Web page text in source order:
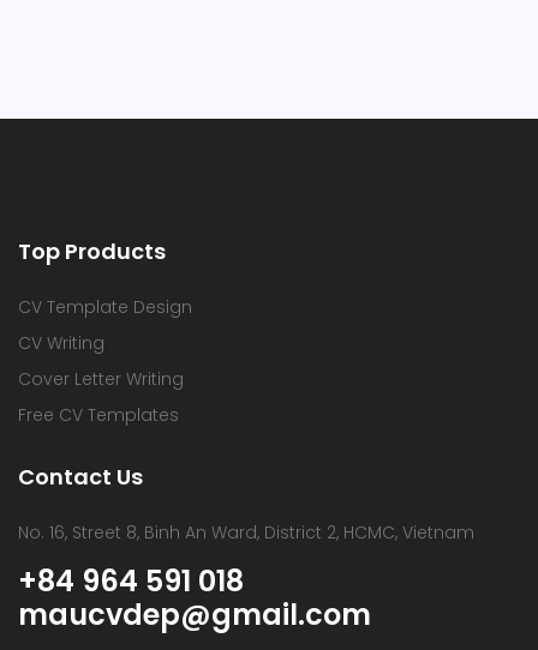
Top Products
CV Template Design
CV Writing
Cover Letter Writing
Free CV Templates
Contact Us
No. 16, Street 8, Binh An Ward, District 2, HCMC, Vietnam
+84 964 591 018
maucvdep@gmail.com